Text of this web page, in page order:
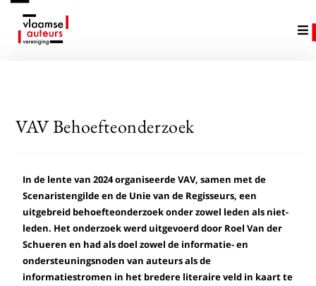
VAV Behoefteonderzoek
In de lente van 2024 organiseerde VAV, samen met de
Scenaristengilde en de Unie van de Regisseurs, een
uitgebreid behoefteonderzoek onder zowel leden als niet-
leden. Het onderzoek werd uitgevoerd door Roel Van der
Schueren en had als doel zowel de informatie- en
ondersteuningsnoden van auteurs als de
informatiestromen in het bredere literaire veld in kaart te